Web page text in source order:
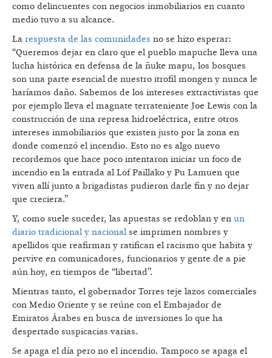
como delincuentes con negocios inmobiliarios en cuanto
medio tuvo a su alcance.
La respuesta de las comunidades no se hizo esperar:
“Queremos dejar en claro que el pueblo mapuche lleva una
lucha histórica en defensa de la ñuke mapu, los bosques
son una parte esencial de nuestro itrofil mongen y nunca le
haríamos daño. Sabemos de los intereses extractivistas que
por ejemplo lleva el magnate terrateniente Joe Lewis con la
construcción de una represa hidroeléctrica, entre otros
intereses inmobiliarios que existen justo por la zona en
donde comenzó el incendio. Esto no es algo nuevo
recordemos que hace poco intentaron iniciar un foco de
incendio en la entrada al Lof Paillako y Pu Lamuen que
viven allí junto a brigadistas pudieron darle fin y no dejar
que creciera.”
Y, como suele suceder, las apuestas se redoblan y en un
diario tradicional y nacional se imprimen nombres y
apellidos que reafirman y ratifican el racismo que habita y
pervive en comunicadores, funcionarios y gente de a pie
aún hoy, en tiempos de “libertad”.
Mientras tanto, el gobernador Torres teje lazos comerciales
con Medio Oriente y se reúne con el Embajador de
Emiratos Árabes en busca de inversiones lo que ha
despertado suspicacias varias.
Se apaga el día pero no el incendio. Tampoco se apaga el